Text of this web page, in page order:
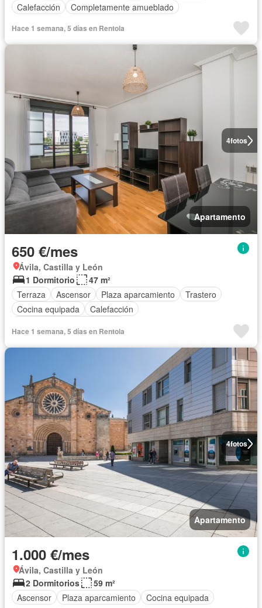
Calefacción
Completamente amueblado
Hace 1 semana, 5 días en Rentola
4fotos
Apartamento
650 €/mes
Ávila, Castilla y León
1 Dormitorio
47 m²
Terraza
Ascensor Plaza aparcamiento
Trastero
Cocina equipada
Calefacción
Hace 1 semana, 5 días en Rentola
4fotos
Apartamento
1.000 €/mes
Ávila, Castilla y León
2 Dormitorios
59 m²
Ascensor
Plaza aparcamiento Cocina equipada